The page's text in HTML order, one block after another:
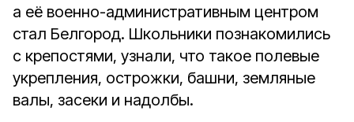
а её военно-административным центром
стал Белгород. Школьники познакомились
с крепостями, узнали, что такое полевые
укрепления, острожки, башни, земляные
валы, засеки и надолбы.